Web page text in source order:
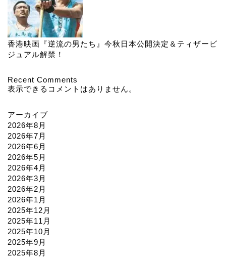
香港映画『逆流の男たち』今秋日本公開決定＆ティザービ
ジュアル解禁！
Recent Comments
表示できるコメントはありません。
アーカイブ
2026年8月
2026年7月
2026年6月
2026年5月
2026年4月
2026年3月
2026年2月
2026年1月
2025年12月
2025年11月
2025年10月
2025年9月
2025年8月